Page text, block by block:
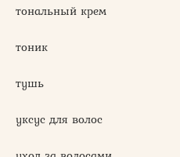
тональный крем
тоник
тушь
уксус для волос